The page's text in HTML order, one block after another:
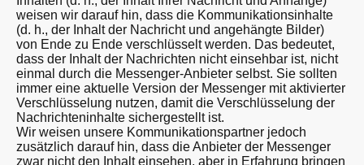
weisen wir darauf hin, dass die Kommunikationsinhalte
(d. h., der Inhalt der Nachricht und angehängte Bilder)
von Ende zu Ende verschlüsselt werden. Das bedeutet,
dass der Inhalt der Nachrichten nicht einsehbar ist, nicht
einmal durch die Messenger-Anbieter selbst. Sie sollten
immer eine aktuelle Version der Messenger mit aktivierter
Verschlüsselung nutzen, damit die Verschlüsselung der
Nachrichteninhalte sichergestellt ist.
Wir weisen unsere Kommunikationspartner jedoch
zusätzlich darauf hin, dass die Anbieter der Messenger
zwar nicht den Inhalt einsehen, aber in Erfahrung bringen